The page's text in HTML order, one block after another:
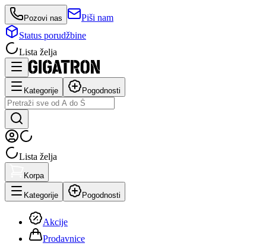
Pozovi nas
Piši nam
Status porudžbine
Lista želja
Kategorije Pogodnosti
Lista želja
Korpa
Kategorije Pogodnosti
Akcije
Prodavnice